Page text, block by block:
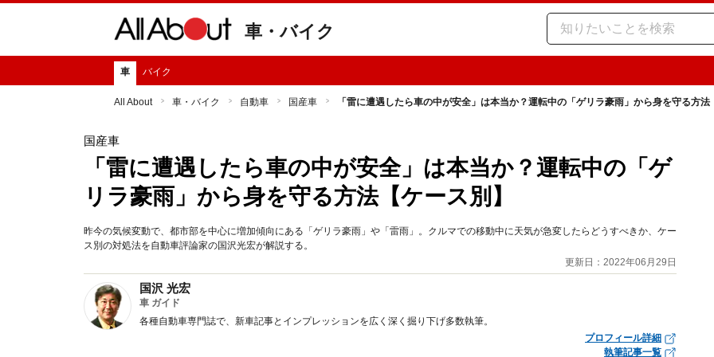
車・バイク
車 バイク
All About 車・バイク 自動車 国産車 「雷に遭遇したら車の中が安全」は本当か？運転中の「ゲリラ豪雨」から身を守る方法
国産車
「雷に遭遇したら車の中が安全」は本当か？運転中の「ゲ
リラ豪雨」から身を守る方法【ケース別】
昨今の気候変動で、都市部を中心に増加傾向にある「ゲリラ豪雨」や「雷雨」。クルマでの移動中に天気が急変したらどうすべきか、ケー
ス別の対処法を自動車評論家の国沢光宏が解説する。
更新日：2022年06月29日
国沢 光宏
車 ガイド
各種自動車専門誌で、新車記事とインプレッションを広く深く掘り下げ多数執筆。
プロフィール詳細
執筆記事一覧